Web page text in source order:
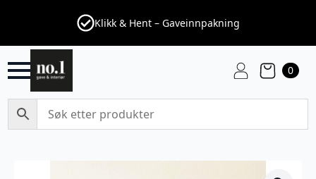
Klikk & Hent – Gaveinnpakning
0